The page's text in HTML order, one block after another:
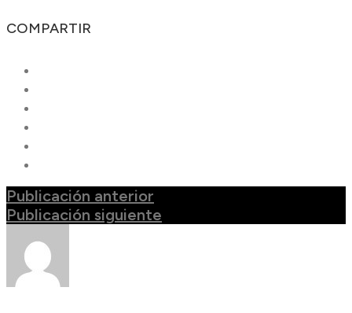
COMPARTIR
Publicación anterior
Publicación siguiente